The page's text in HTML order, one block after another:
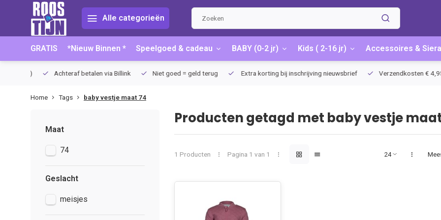
Alle categorieën
GRATIS *Nieuw Binnen * Speelgoed & cadeau BABY (0-2 jr) Kids ( 2-16 jr) Accessoires &
Achteraf betalen via Billink Niet goed = geld terug Extra korting bij inschrijving nieuwsbrief Verzendkosten € 4,95 /
Home Tags baby vestje maat 74
Maat
74
Geslacht
meisjes
Producten getagd met baby vestje
1 Producten Pagina 1 van 1